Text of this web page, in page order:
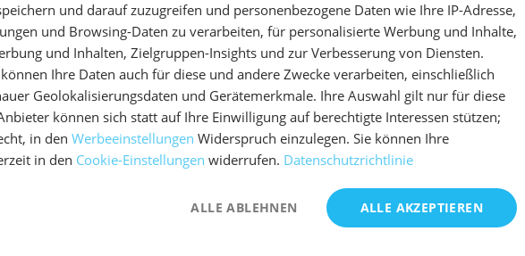
GERMAN
und darauf zuzugreifen und personenbezogene Daten wie Ihre IP-Adresse,
und Browsing-Daten zu verarbeiten, für personalisierte Werbung und Inhalte,
und Inhalten, Zielgruppen-Insights und zur Verbesserung von Diensten.
können Ihre Daten auch für diese und andere Zwecke verarbeiten, einschließlich
Geolokalisierungsdaten und Gerätemerkmale. Ihre Auswahl gilt nur für diese
können sich statt auf Ihre Einwilligung auf berechtigte Interessen stützen;
in den Werbeeinstellungen Widerspruch einzulegen. Sie können Ihre
in den Cookie-Einstellungen widerrufen. Datenschutzrichtlinie
ALLE AKZEPTIEREN
ALLE ABLEHNEN